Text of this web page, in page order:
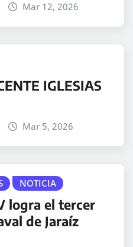
Mar 12, 2026
IGLESIAS
Mar 5, 2026
NOTICIA
logra el tercer
de Jaraíz